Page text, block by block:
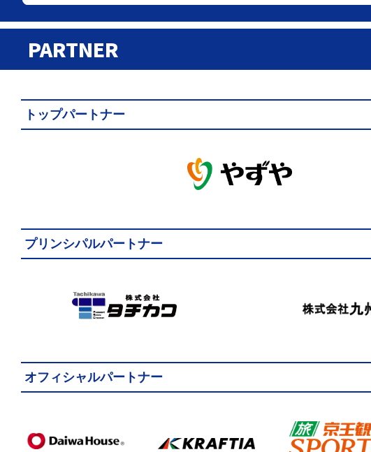
PARTNER
トップパートナー
プリンシパルパートナー
オフィシャルパートナー